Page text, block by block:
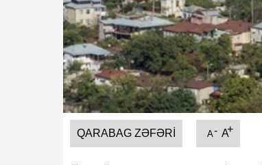
QARABAG ZƏFƏRI A- A+